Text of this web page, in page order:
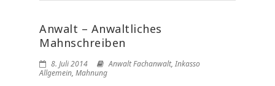
Anwalt – Anwaltliches
Mahnschreiben
8. Juli 2014 Anwalt Fachanwalt, Inkasso
Allgemein, Mahnung